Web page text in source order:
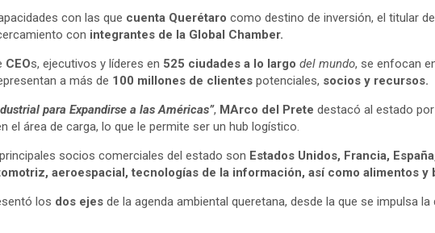
con las que cuenta Querétaro como destino de inversión, el titular
con integrantes de la Global Chamber.
CEOs, ejecutivos y líderes en 525 ciudades a lo largo del mundo, se enfocan
a más de 100 millones de clientes potenciales, socios y recursos.
para Expandirse a las Américas”, MArco del Prete destacó al estado
el área de carga, lo que le permite ser un hub logístico.
socios comerciales del estado son Estados Unidos, Francia,
aeroespacial, tecnologías de la información, así como alimentos y
los dos ejes de la agenda ambiental queretana, desde la que se impulsa